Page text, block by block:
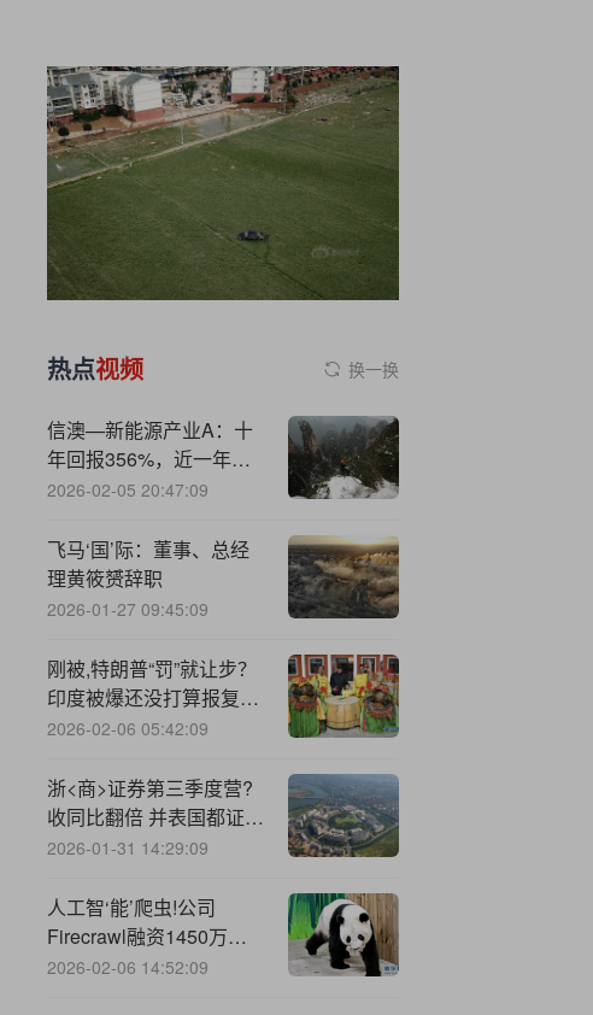
热点视频 换一换
信澳—新能源产业A：十
年回报356%，近一年收
益72%，二季度重仓华勤
2026-02-05 20:47:09
飞马‘国’际：董事、总经
理黄筱赟辞职
2026-01-27 09:45:09
刚被,特朗普“罚”就让步？
印度被爆还没打算报复、
抓紧21天窗口期继续谈判
2026-02-06 05:42:09
浙<商>证券第三季度营?
收同比翻倍 并表国都证券
总资产突破2190亿元
2026-01-31 14:29:09
人工智‘能’爬虫!公司
Firecrawl融资1450万美
元，仍在寻求以员工身份
2026-02-06 14:52:09